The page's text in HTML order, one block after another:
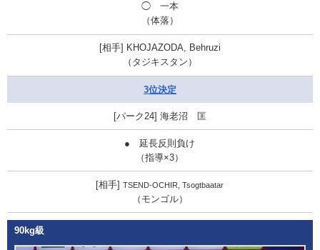
◯ 一本
（体落）
KHOJAZODA, Behruzi
（タジキスタン）
3位決定
海老沼 匡
● 延長反則負け
（指導×3）
TSEND-OCHIR, Tsogtbaatar
（モンゴル）
90kg級